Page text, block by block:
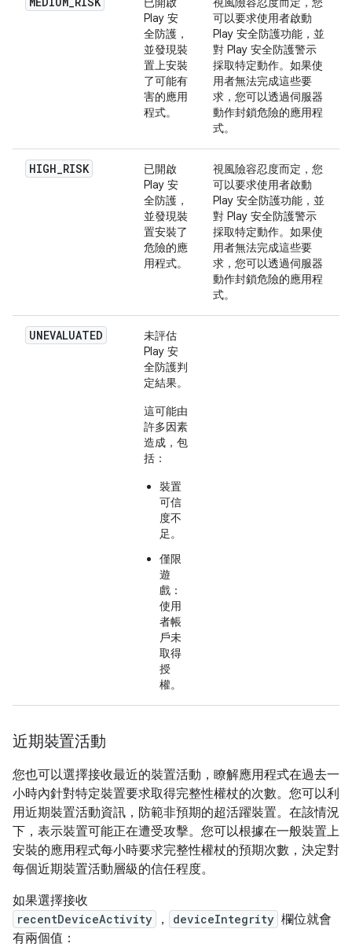
Play 安
全防護，
並發現裝
置上安裝
了可能有
害的應用
程式。
可以要求使用者啟動
Play 安全防護功能，並
對 Play 安全防護警示
採取特定動作。如果使
用者無法完成這些要
求，您可以透過伺服器
動作封鎖危險的應用程
式。
HIGH_RISK
已開啟
Play 安
全防護，
並發現裝
置安裝了
危險的應
用程式。
視風險容忍度而定，您
可以要求使用者啟動
Play 安全防護功能，並
對 Play 安全防護警示
採取特定動作。如果使
用者無法完成這些要
求，您可以透過伺服器
動作封鎖危險的應用程
式。
UNEVALUATED
未評估
Play 安
全防護判
定結果。
這可能由
許多因素
造成，包
括：
裝置
可信
度不
足。
僅限
遊
戲：
使用
者帳
戶未
取得
授
權。
近期裝置活動
您也可以選擇接收最近的裝置活動，瞭解應用程式在過去一
小時內針對特定裝置要求取得完整性權杖的次數。您可以利
用近期裝置活動資訊，防範非預期的超活躍裝置。在該情況
下，表示裝置可能正在遭受攻擊。您可以根據在一般裝置上
安裝的應用程式每小時要求完整性權杖的預期次數，決定對
每個近期裝置活動層級的信任程度。
如果選擇接收
recentDeviceActivity ， deviceIntegrity 欄位就會
有兩個值：